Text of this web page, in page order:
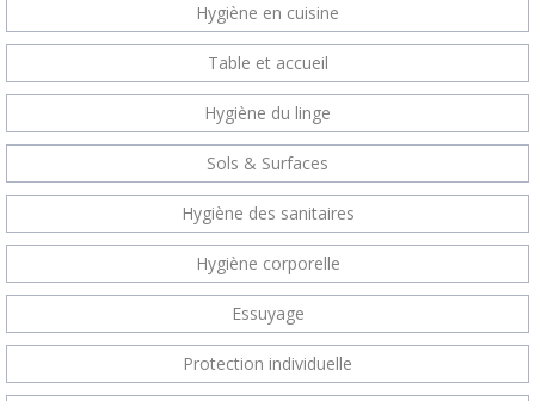
Hygiène en cuisine
Table et accueil
Hygiène du linge
Sols & Surfaces
Hygiène des sanitaires
Hygiène corporelle
Essuyage
Protection individuelle